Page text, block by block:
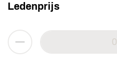
Ledenprijs